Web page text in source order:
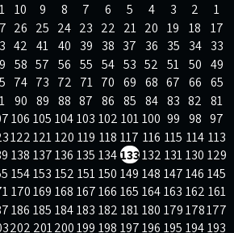
1
2
3
4
5
6
7
8
9
10
17
18
19
20
21
22
23
24
25
26
33
34
35
36
37
38
39
40
41
42
49
50
51
52
53
54
55
56
57
58
65
66
67
68
69
70
71
72
73
74
81
82
83
84
85
86
87
88
89
90
97
98
99
100
101
102
103
104
105
106
113
114
115
116
117
118
119
120
121
122
129
130
131
132
133
134
135
136
137
138
145
146
147
148
149
150
151
152
153
154
161
162
163
164
165
166
167
168
169
170
177
178
179
180
181
182
183
184
185
186
193
194
195
196
197
198
199
200
201
202